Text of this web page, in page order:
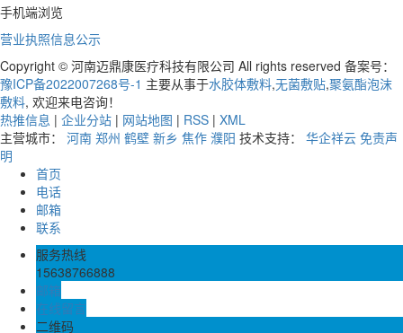
手机端浏览
营业执照信息公示
Copyright © 河南迈鼎康医疗科技有限公司 All rights reserved 备案号：
豫ICP备2022007268号-1 主要从事于水胶体敷料,无菌敷贴,聚氨酯泡沫
敷料, 欢迎来电咨询！
热推信息 | 企业分站 | 网站地图 | RSS | XML
主营城市： 河南 郑州 鹤壁 新乡 焦作 濮阳 技术支持： 华企祥云 免责声
明
首页
电话
邮箱
联系
服务热线
15638766888
邮箱
在线留言
二维码